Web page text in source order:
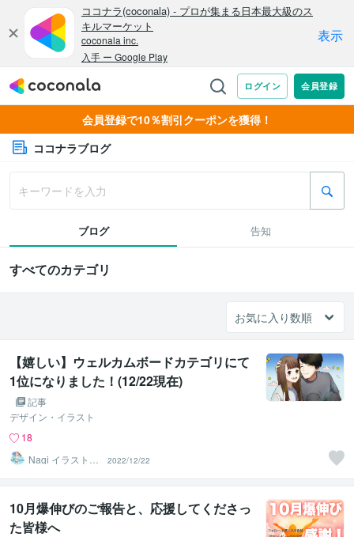
会員登録で10％割引クーポンを獲得！
ココナラブログ
ブログ 告知
すべてのカテゴリ
【嬉しい】ウェルカムボードカテゴリにて
1位になりました！(12/22現在)
記事
デザイン・イラスト
18
Nagi イラストレ
ーター
2022/12/22
10月爆伸びのご報告と、応援してくださっ
た皆様へ